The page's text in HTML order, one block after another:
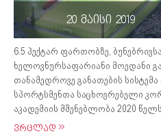
20 მაისი 2019
6.5 ჰექტარ ფართობზე,
ხელოვნურსაფარიანი მოედანი
თანამედროვე განათების
სპორტსმენთა საცხოვრებელი
აკადემიის მშენებლობა 2020
ვრცლად